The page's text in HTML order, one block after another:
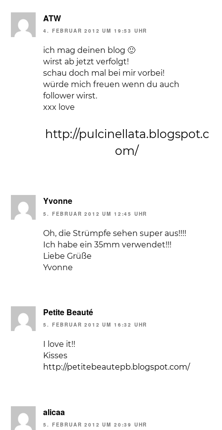
ATW
4. FEBRUAR 2012 UM 19:53 UHR
ich mag deinen blog 🙂
wirst ab jetzt verfolgt!
schau doch mal bei mir vorbei!
würde mich freuen wenn du auch
follower wirst.
xxx love
http://pulcinellata.blogspot.c
om/
Yvonne
5. FEBRUAR 2012 UM 12:45 UHR
Oh, die Strümpfe sehen super aus!!!!
Ich habe ein 35mm verwendet!!!
Liebe Grüße
Yvonne
Petite Beauté
5. FEBRUAR 2012 UM 16:32 UHR
I love it!!
Kisses
http://petitebeautepb.blogspot.com/
alicaa
5. FEBRUAR 2012 UM 20:39 UHR